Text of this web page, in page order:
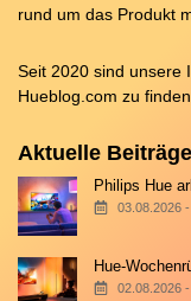
rund um das Produkt
Seit 2020 sind unsere
Hueblog.com zu finden.
Aktuelle Beiträge
Philips Hue
03.08.2026
Hue-
02.08.2026